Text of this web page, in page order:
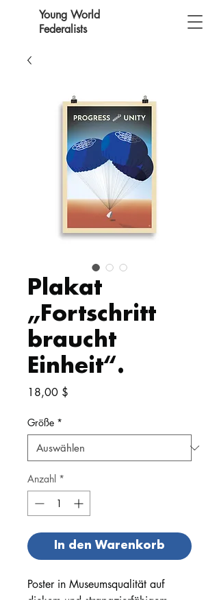
Young World
Federalists
Plakat
„Fortschritt
braucht
Einheit“.
18,00 $
Größe *
Anzahl *
In den Warenkorb
Poster in Museumsqualität auf
dickem und strapazierfähigem